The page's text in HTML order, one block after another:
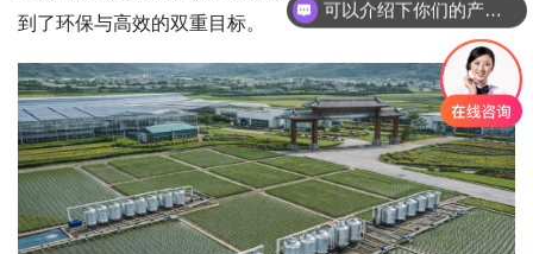
到了环保与高效的双重目标。
可以介绍下你们的产品么